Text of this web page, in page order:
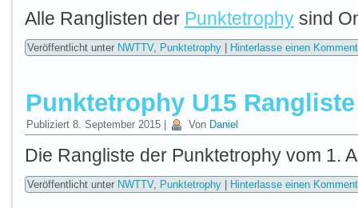
Alle Ranglisten der Punktetrophy sind
Veröffentlicht unter NWTTV, Punktetrophy Hinterlasse einen
Punktetrophy U15
Publiziert 8. September 2015 Von Daniel
Die Rangliste der Punktetrophy vom 1.
Veröffentlicht unter NWTTV, Punktetrophy Hinterlasse einen